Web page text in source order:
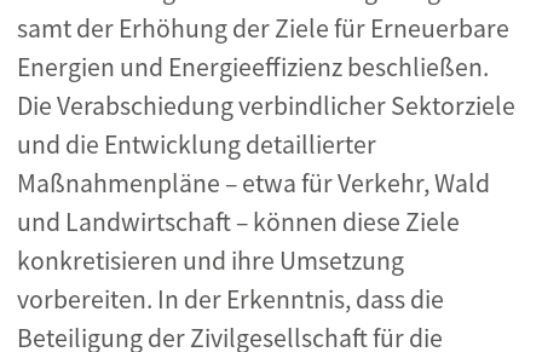
samt der Erhöhung der Ziele für Erneuerbare
Energien und Energieeffizienz beschließen.
Die Verabschiedung verbindlicher Sektorziele
und die Entwicklung detaillierter
Maßnahmenpläne – etwa für Verkehr, Wald
und Landwirtschaft – können diese Ziele
konkretisieren und ihre Umsetzung
vorbereiten. In der Erkenntnis, dass die
Beteiligung der Zivilgesellschaft für die